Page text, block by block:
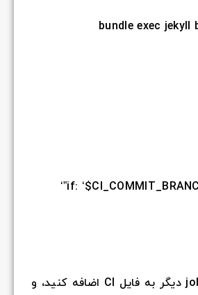
اکنون یک فایل job دیگر به فایل CI اضافه کنید، و